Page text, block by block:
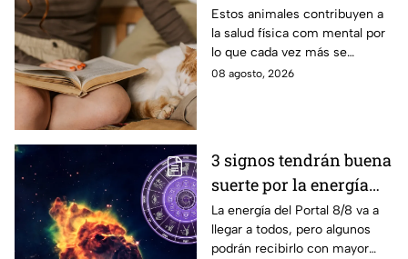
ciencia
Estos animales contribuyen a
la salud física com mental por
lo que cada vez más se
recomienda su presencia.
08 agosto, 2026
3 signos tendrán buena
suerte por la energía
del Portal del León
La energía del Portal 8/8 va a
llegar a todos, pero algunos
podrán recibirlo con mayor